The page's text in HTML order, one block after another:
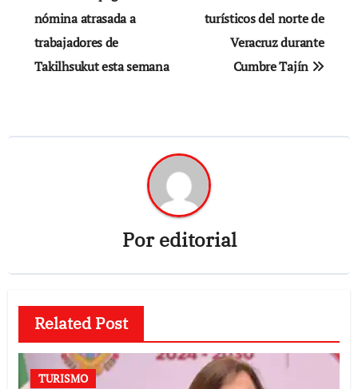
de
entradas
nómina atrasada a
trabajadores de
Takilhsukut esta semana
turísticos del norte de
Veracruz durante
Cumbre Tajín
Poreditorial
Related Post
TURISMO